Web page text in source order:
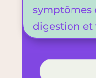
symptômes
digestion et